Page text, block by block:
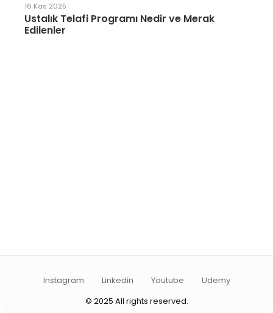
16 Kas 2025
Ustalık Telafi Programı Nedir ve Merak
Edilenler
Instagram Linkedin Youtube
Udemy
© 2025 All rights reserved.